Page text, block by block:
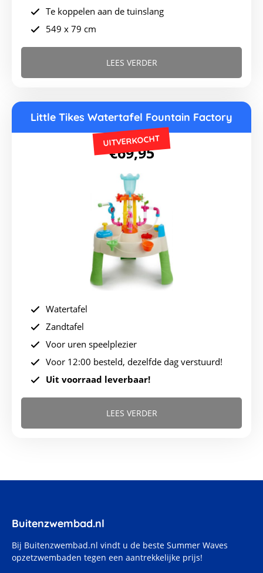
Te koppelen aan de tuinslang
549 x 79 cm
LEES VERDER
Little Tikes Watertafel Fountain Factory
€69,95
UITVERKOCHT
Watertafel
Zandtafel
Voor uren speelplezier
Voor 12:00 besteld, dezelfde dag verstuurd!
Uit voorraad leverbaar!
LEES VERDER
Buitenzwembad.nl
Bij Buitenzwembad.nl vindt u de beste Summer Waves
opzetzwembaden tegen een aantrekkelijke prijs!